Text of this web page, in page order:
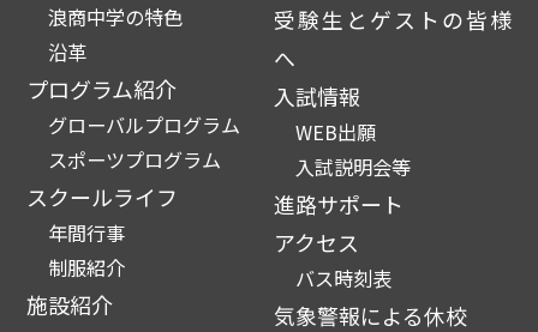
浪商中学の特色
沿革
プログラム紹介
グローバルプログラム
スポーツプログラム
スクールライフ
年間行事
制服紹介
施設紹介
受験生とゲストの皆様
へ
入試情報
WEB出願
入試説明会等
進路サポート
アクセス
バス時刻表
気象警報による休校